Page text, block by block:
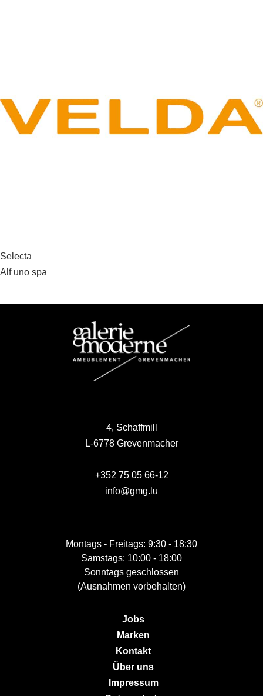
Beitragsnavigation
Selecta
Alf uno spa
4, Schaffmill
L-6778 Grevenmacher
+352 75 05 66-12
info@gmg.lu
Montags - Freitags: 9:30 - 18:30
Samstags: 10:00 - 18:00
Sonntags geschlossen
(Ausnahmen vorbehalten)
Jobs
Marken
Kontakt
Über uns
Impressum